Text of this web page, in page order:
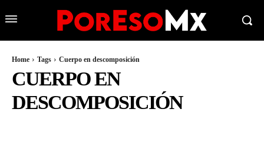
Home Tags Cuerpo en descomposición
CUERPO EN
DESCOMPOSICIÓN